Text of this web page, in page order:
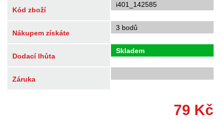
Kód zboží
i401_142585
Nákupem získáte
3 bodů
Dodací lhůta
Skladem
Záruka
79 Kč